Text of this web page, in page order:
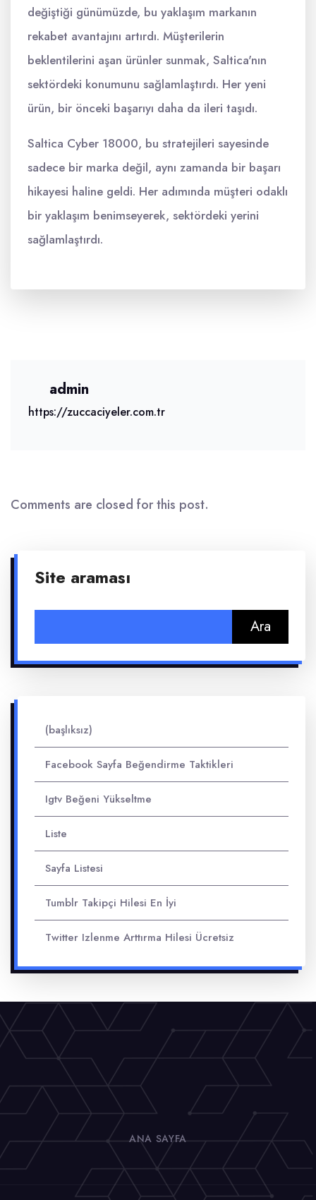
değiştiği günümüzde, bu yaklaşım markanın
rekabet avantajını artırdı. Müşterilerin
beklentilerini aşan ürünler sunmak, Saltica'nın
sektördeki konumunu sağlamlaştırdı. Her yeni
ürün, bir önceki başarıyı daha da ileri taşıdı.
Saltica Cyber 18000, bu stratejileri sayesinde
sadece bir marka değil, aynı zamanda bir başarı
hikayesi haline geldi. Her adımında müşteri odaklı
bir yaklaşım benimseyerek, sektördeki yerini
sağlamlaştırdı.
admin
https://zuccaciyeler.com.tr
Comments are closed for this post.
Site araması
(başlıksız)
Facebook Sayfa Beğendirme Taktikleri
Igtv Beğeni Yükseltme
Liste
Sayfa Listesi
Tumblr Takipçi Hilesi En İyi
Twitter Izlenme Arttırma Hilesi Ücretsiz
ANA SAYFA